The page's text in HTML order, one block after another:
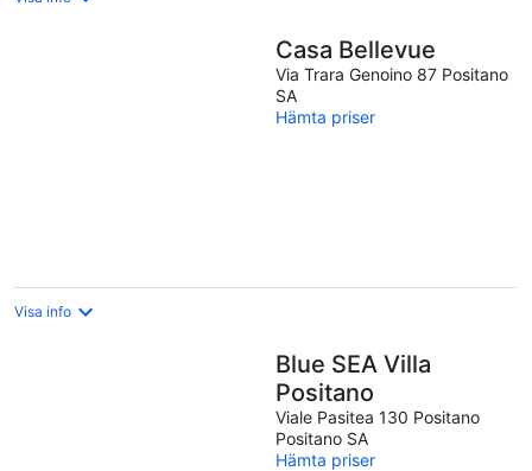
Casa Bellevue
Via Trara Genoino 87 Positano
SA
Hämta priser
Visa info
Blue SEA Villa
Positano
Viale Pasitea 130 Positano
Positano SA
Hämta priser